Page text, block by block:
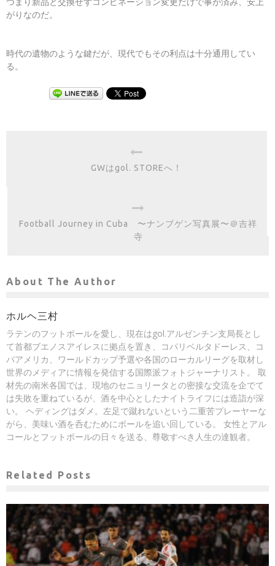
がりなのだ。
時代の遺物のような鍵だが、現代でもその利点は十分通用してい
る。
GWはgol. STOREへ！
Football Journey in Cuba 〜ナンブゲン写真展〜＠吉祥
寺
About The Author
ホルヘ三村
ラテンのフットボールを愛し、現在はgol.アルゼンチン支局長とし
て首都ブエノスアイレスに拠点を置き、コパリベルタドーレス、コ
パアメリカ、ワールドカップ予選や各国のローカルリーグを取材し
世界のメディアに情報を発信する国際派フォトジャーナリスト。 取
材先の南米各国では、現地のセニョリータとの密接な交流を企でて
は失敗を重ねているが、酒を中心としたナイトライフには造詣が深
い。 ヘディングはダメ。左足で蹴れないという二重苦プレーヤーな
がら、美味い酒を呑むためにボールを追い回している。 女性とアル
コールとフットボールの日々を送る、尊敬すべき人生の達観者。
Related Posts